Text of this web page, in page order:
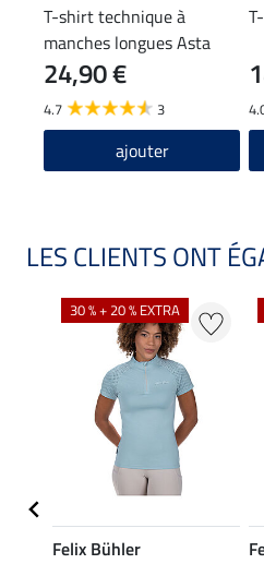
T-shirt technique à
manches longues Asta
24,90 €
4.7 3
ajouter
LES CLIENTS ONT
30 % + 20 % EXTRA
Felix Bühler